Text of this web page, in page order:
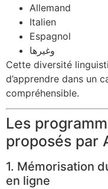
Allemand
Italien
Espagnol
وغيرها
Cette diversité
d’apprendre dans un
compréhensible.
Les
proposés par
1. Mémorisation
en ligne